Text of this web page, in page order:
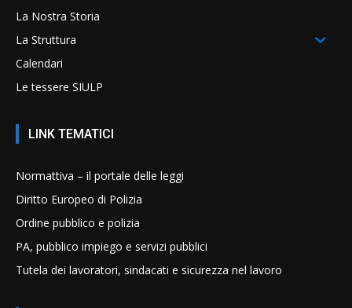
La Nostra Storia
La Struttura
Calendari
Le tessere SIULP
LINK TEMATICI
Normattiva – il portale delle leggi
Diritto Europeo di Polizia
Ordine pubblico e polizia
PA, pubblico impiego e servizi pubblici
Tutela dei lavoratori, sindacati e sicurezza nel lavoro